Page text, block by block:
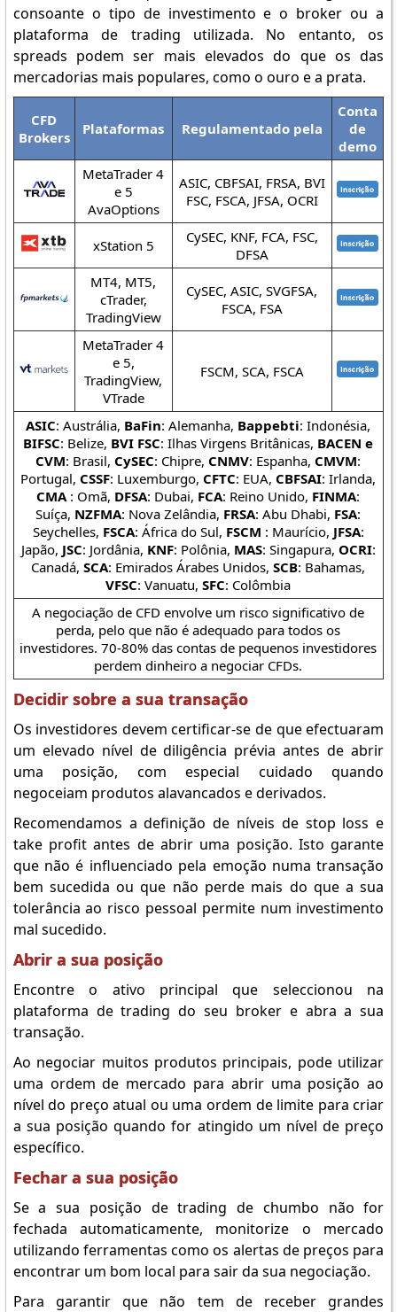
consoante o tipo de investimento e o broker ou a
plataforma de trading utilizada. No entanto, os
spreads podem ser mais elevados do que os das
mercadorias mais populares, como o ouro e a prata.
CFD
Brokers
Plataformas Regulamentado pela
Conta
de
demo
MetaTrader 4
e 5
AvaOptions
ASIC, CBFSAI, FRSA, BVI
FSC, FSCA, JFSA, OCRI
xStation 5
CySEC, KNF, FCA, FSC,
DFSA
MT4, MT5,
cTrader,
TradingView
CySEC, ASIC, SVGFSA,
FSCA, FSA
MetaTrader 4
e 5,
TradingView,
VTrade
FSCM, SCA, FSCA
ASIC: Austrália, BaFin: Alemanha, Bappebti: Indonésia,
BIFSC: Belize, BVI FSC: Ilhas Virgens Britânicas, BACEN e
CVM: Brasil, CySEC: Chipre, CNMV: Espanha, CMVM:
Portugal, CSSF: Luxemburgo, CFTC: EUA, CBFSAI: Irlanda,
CMA: Omã, DFSA: Dubai, FCA: Reino Unido, FINMA:
Suíça, NZFMA: Nova Zelândia, FRSA: Abu Dhabi, FSA:
Seychelles, FSCA: África do Sul, FSCM : Maurício, JFSA:
Japão, JSC: Jordânia, KNF: Polônia, MAS: Singapura, OCRI:
Canadá,SCA: Emirados Árabes Unidos,SCB: Bahamas,
VFSC: Vanuatu,SFC: Colômbia
A negociação de CFD envolve um risco significativo de
perda, pelo que não é adequado para todos os
investidores. 70-80% das contas de pequenos investidores
perdem dinheiro a negociar CFDs.
Decidir sobre a sua transação
Os investidores devem certificar-se de que efectuaram
um elevado nível de diligência prévia antes de abrir
uma posição, com especial cuidado quando
negoceiam produtos alavancados e derivados.
Recomendamos a definição de níveis de stop loss e
take profit antes de abrir uma posição. Isto garante
que não é influenciado pela emoção numa transação
bem sucedida ou que não perde mais do que a sua
tolerância ao risco pessoal permite num investimento
mal sucedido.
Abrir a sua posição
Encontre o ativo principal que seleccionou na
plataforma de trading do seu broker e abra a sua
transação.
Ao negociar muitos produtos principais, pode utilizar
uma ordem de mercado para abrir uma posição ao
nível do preço atual ou uma ordem de limite para criar
a sua posição quando for atingido um nível de preço
específico.
Fechar a sua posição
Se a sua posição de trading de chumbo não for
fechada automaticamente, monitorize o mercado
utilizando ferramentas como os alertas de preços para
encontrar um bom local para sair da sua negociação.
Para garantir que não tem de receber grandes